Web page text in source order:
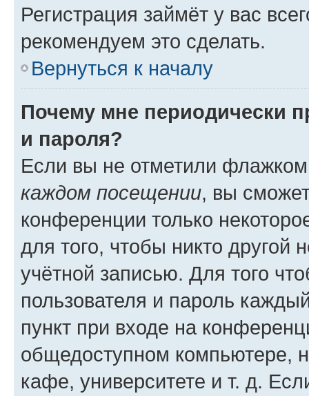
Регистрация займёт у вас
рекомендуем это сделать.
Вернуться к началу
Почему мне периодически
и пароля?
Если вы не отметили
каждом посещении, вы
конференции только
для того, чтобы никто другой
учётной записью. Для того
пользователя и пароль
пункт при входе на
общедоступном компьютере,
кафе, университете и т. д.